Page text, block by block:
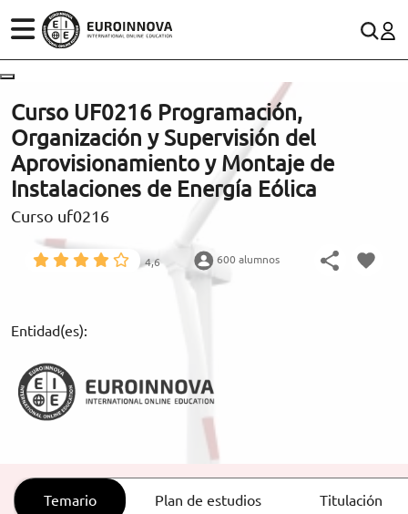
ESTUDIOS
CONOCE EUROINNOVA
BECAS Y FINANCIACIÓN
ARTÍCULOS
ORIENTACIÓN LABORAL
(+34)958 050 200(gratuito en España)
900 831 200
TRABAJA CON NOSOTROS
Curso UF0216 Programación,
Organización y Supervisión del
Aprovisionamiento y Montaje de
Instalaciones de Energía Eólica
Curso uf0216
4,6 600 alumnos
Entidad(es):
Temario Plan de estudios Titulación